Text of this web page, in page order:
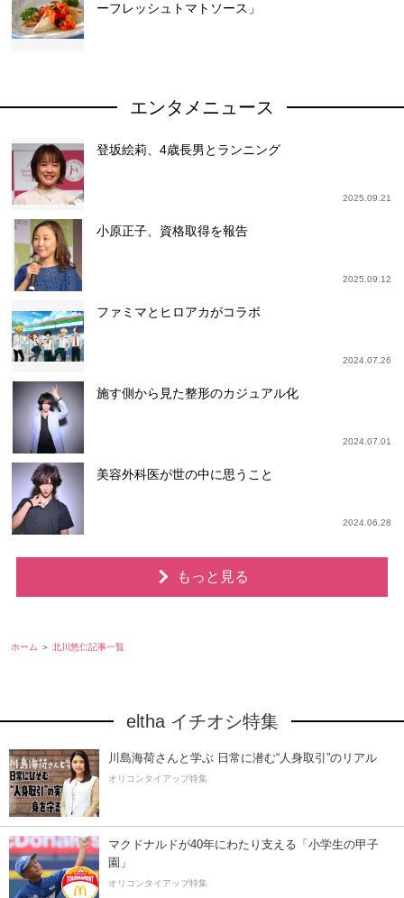
ーフレッシュトマトソース」
エンタメニュース
登坂絵莉、4歳長男とランニング
2025.09.21
小原正子、資格取得を報告
2025.09.12
ファミマとヒロアカがコラボ
2024.07.26
施す側から見た整形のカジュアル化
2024.07.01
美容外科医が世の中に思うこと
2024.06.28
もっと見る
ホーム 北川悠仁記事一覧
eltha イチオシ特集
川島海荷さんと学ぶ 日常に潜む“人身取引”のリアル
オリコンタイアップ特集
マクドナルドが40年にわたり支える「小学生の甲子
園」
オリコンタイアップ特集